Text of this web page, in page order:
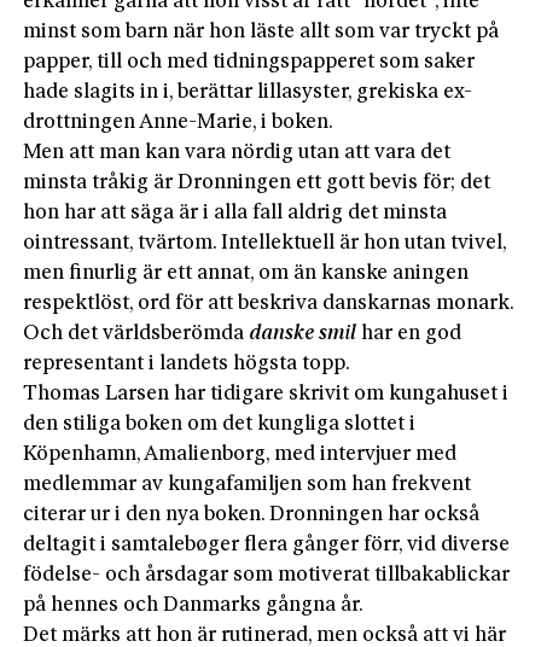
minst som barn när hon läste allt som var tryckt på
papper, till och med tidningspapperet som saker
hade slagits in i, berättar lillasyster, grekiska ex-
drottningen Anne-Marie, i boken.
Men att man kan vara nördig utan att vara det
minsta tråkig är Dronningen ett gott bevis för; det
hon har att säga är i alla fall aldrig det minsta
ointressant, tvärtom. Intellektuell är hon utan tvivel,
men finurlig är ett annat, om än kanske aningen
respektlöst, ord för att beskriva danskarnas monark.
Och det världsberömda danske smil har en god
representant i landets högsta topp.
Thomas Larsen har tidigare skrivit om kungahuset i
den stiliga boken om det kungliga slottet i
Köpenhamn, Amalienborg, med intervjuer med
medlemmar av kungafamiljen som han frekvent
citerar ur i den nya boken. Dronningen har också
deltagit i samtalebøger flera gånger förr, vid diverse
födelse- och årsdagar som motiverat tillbakablickar
på hennes och Danmarks gångna år.
Det märks att hon är rutinerad, men också att vi här